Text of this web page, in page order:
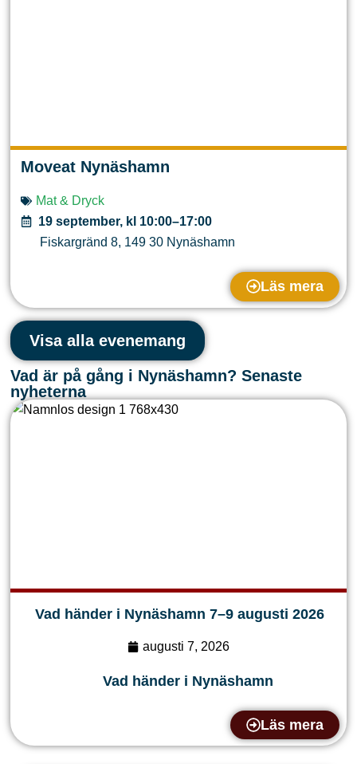
Moveat Nynäshamn
Mat & Dryck
19 september, kl 10:00–17:00
Fiskargränd 8, 149 30 Nynäshamn
Läs mera
Visa alla evenemang
Vad är på gång i Nynäshamn? Senaste
nyheterna
Vad händer i Nynäshamn 7–9 augusti 2026
augusti 7, 2026
Vad händer i Nynäshamn
Läs mera